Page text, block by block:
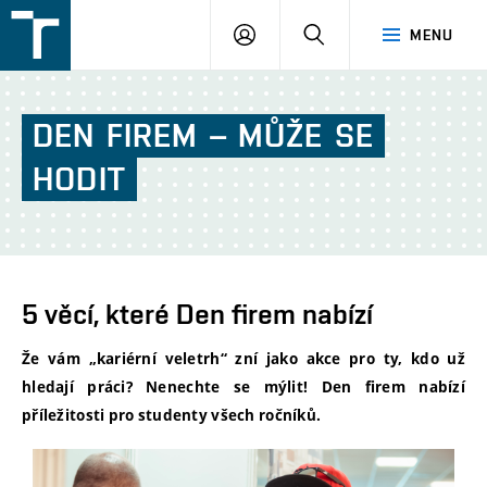
v
Brně
MENU
PŘIHLÁŠENÍ
DEN FIREM – MŮŽE SE
HODIT
5 věcí, které Den firem nabízí
Že vám „kariérní veletrh“ zní jako akce pro ty, kdo už
hledají práci? Nenechte se mýlit! Den firem nabízí
příležitosti pro studenty všech ročníků.